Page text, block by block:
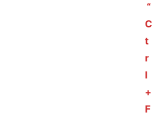
“
C
t
r
l
+
F